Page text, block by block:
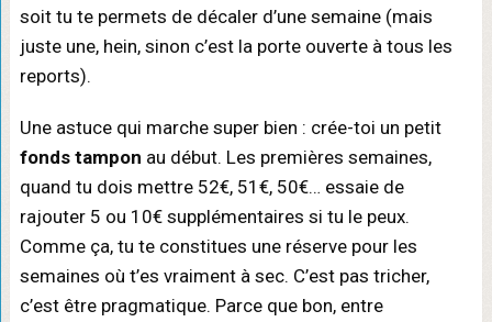
soit tu te permets de décaler d’une semaine (mais
juste une, hein, sinon c’est la porte ouverte à tous les
reports).
Une astuce qui marche super bien : crée-toi un petit
fonds tampon au début. Les premières semaines,
quand tu dois mettre 52€, 51€, 50€… essaie de
rajouter 5 ou 10€ supplémentaires si tu le peux.
Comme ça, tu te constitues une réserve pour les
semaines où t’es vraiment à sec. C’est pas tricher,
c’est être pragmatique. Parce que bon, entre